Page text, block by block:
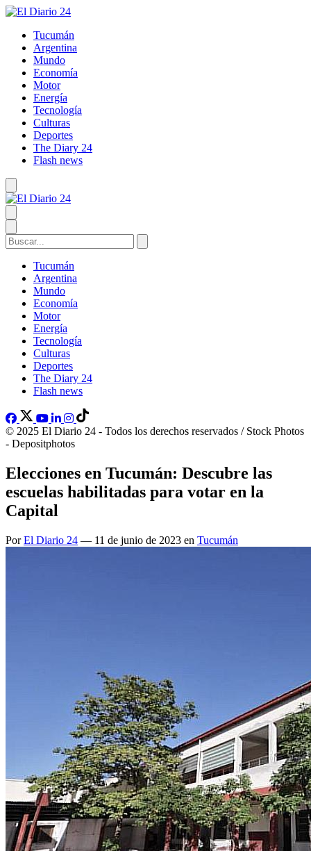
Tucumán
Argentina
Mundo
Economía
Motor
Energía
Tecnología
Culturas
Deportes
The Diary 24
Flash news
Tucumán
Argentina
Mundo
Economía
Motor
Energía
Tecnología
Culturas
Deportes
The Diary 24
Flash news
© 2025 El Diario 24 - Todos los derechos reservados / Stock Photos
- Depositphotos
Elecciones en Tucumán: Descubre las
escuelas habilitadas para votar en la
Capital
PorEl Diario 24 — 11 de junio de 2023 en Tucumán